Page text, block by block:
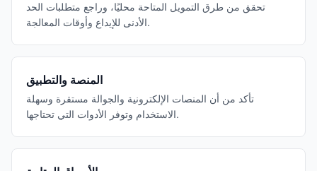
تحقق من طرق التمويل المتاحة محليًا، وراجع متطلبات الحد
الأدنى للإيداع وأوقات المعالجة.
المنصة والتطبيق
تأكد من أن المنصات الإلكترونية والجوالة مستقرة وسهلة
الاستخدام وتوفر الأدوات التي تحتاجها.